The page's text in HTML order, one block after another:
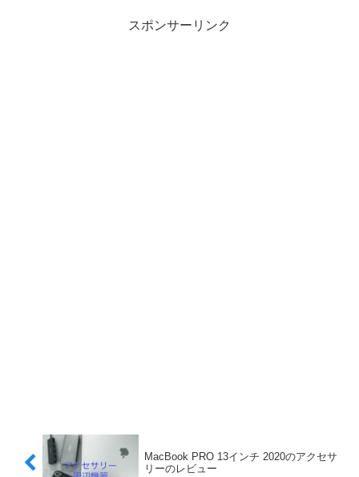
スポンサーリンク
MacBook PRO 13インチ 2020のアクセサ
リーのレビュー